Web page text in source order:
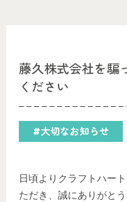
藤久株式会社を騙
ください
#大切なお知らせ
日頃よりクラフトハー
ただき、誠にありがとう